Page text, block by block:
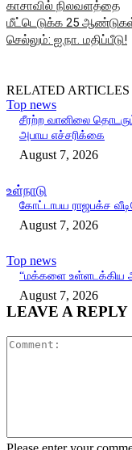
காசாவில் நிலவளத்தை
மீட்டெடுக்க 25
செல்லும்: ஐ.நா. மதிப்பீடு!
RELATED ARTICLES
Top news
சீரற்ற வானிலை
அபாய எச்சரிக்கை
August 7, 2026
உள்நாடு
கோட்டாபய ராஜபக்ச
August 7, 2026
Top news
“மக்களை உள்ளடக்கிய
August 7, 2026
LEAVE A REPLY